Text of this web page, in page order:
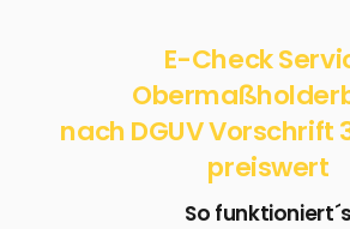
E-Check
nach DGUV Vorschrift
preiswert
So funktioniert´s